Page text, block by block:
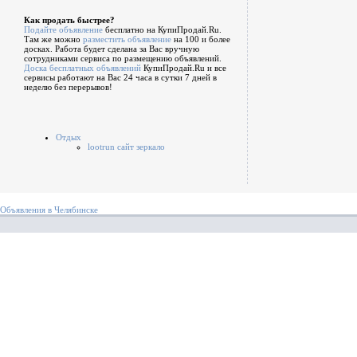
Как продать быстрее?
Подайте объявление бесплатно на КупиПродай.Ru.
Там же можно разместить объявление на 100 и более
досках. Работа будет сделана за Вас вручную
сотрудниками сервиса по размещению объявлений.
Доска бесплатных объявлений КупиПродай.Ru и все
сервисы работают на Вас 24 часа в сутки 7 дней в
неделю без перерывов!
Отдых
lootrun сайт зеркало
Объявления в Челябинске